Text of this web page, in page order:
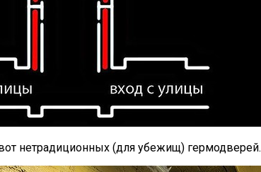
нетрадиционных (для убежищ) гермодверей.